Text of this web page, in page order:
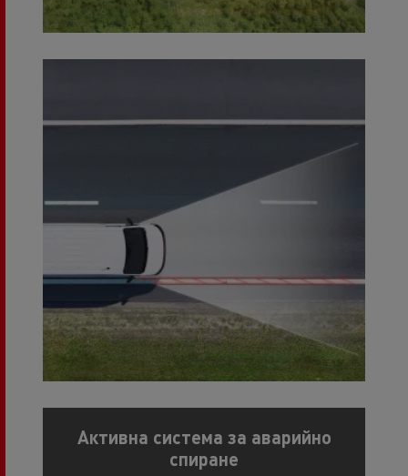
Активна система за аварийно
спиране